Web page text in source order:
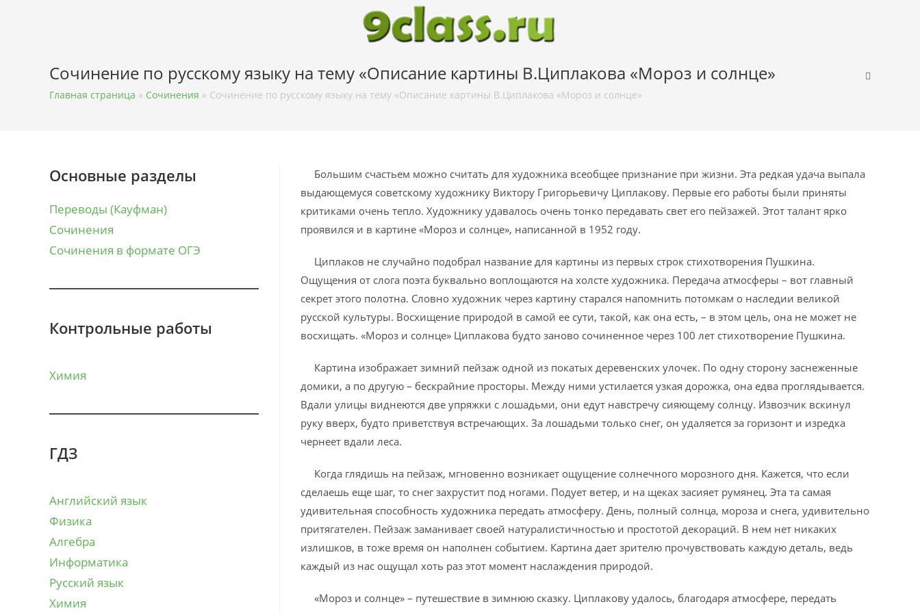
Сочинение по русскому языку на тему «Описание картины В.Циплакова «Мороз и солнце»
Главная страница » Сочинения » Сочинение по русскому языку на тему «Описание картины В.Циплакова «Мороз и солнце»
Основные разделы
Переводы (Кауфман)
Сочинения
Сочинения в формате ОГЭ
Контрольные работы
Химия
ГДЗ
Английский язык
Физика
Алгебра
Информатика
Русский язык
Химия
Большим счастьем можно считать для художника всеобщее признание при жизни. Эта редкая удача выпала
выдающемуся советскому художнику Виктору Григорьевичу Циплакову. Первые его работы были приняты
критиками очень тепло. Художнику удавалось очень тонко передавать свет его пейзажей. Этот талант ярко
проявился и в картине «Мороз и солнце», написанной в 1952 году.
Циплаков не случайно подобрал название для картины из первых строк стихотворения Пушкина.
Ощущения от слога поэта буквально воплощаются на холсте художника. Передача атмосферы – вот главный
секрет этого полотна. Словно художник через картину старался напомнить потомкам о наследии великой
русской культуры. Восхищение природой в самой ее сути, такой, как она есть, – в этом цель, она не может не
восхищать. «Мороз и солнце» Циплакова будто заново сочиненное через 100 лет стихотворение Пушкина.
Картина изображает зимний пейзаж одной из покатых деревенских улочек. По одну сторону заснеженные
домики, а по другую – бескрайние просторы. Между ними устилается узкая дорожка, она едва проглядывается.
Вдали улицы виднеются две упряжки с лошадьми, они едут навстречу сияющему солнцу. Извозчик вскинул
руку вверх, будто приветствуя встречающих. За лошадьми только снег, он удаляется за горизонт и изредка
чернеет вдали леса.
Когда глядишь на пейзаж, мгновенно возникает ощущение солнечного морозного дня. Кажется, что если
сделаешь еще шаг, то снег захрустит под ногами. Подует ветер, и на щеках засияет румянец. Эта та самая
удивительная способность художника передать атмосферу. День, полный солнца, мороза и снега, удивительно
притягателен. Пейзаж заманивает своей натуралистичностью и простотой декораций. В нем нет никаких
излишков, в тоже время он наполнен событием. Картина дает зрителю прочувствовать каждую деталь, ведь
каждый из нас ощущал хоть раз этот момент наслаждения природой.
«Мороз и солнце» – путешествие в зимнюю сказку. Циплакову удалось, благодаря атмосфере, передать